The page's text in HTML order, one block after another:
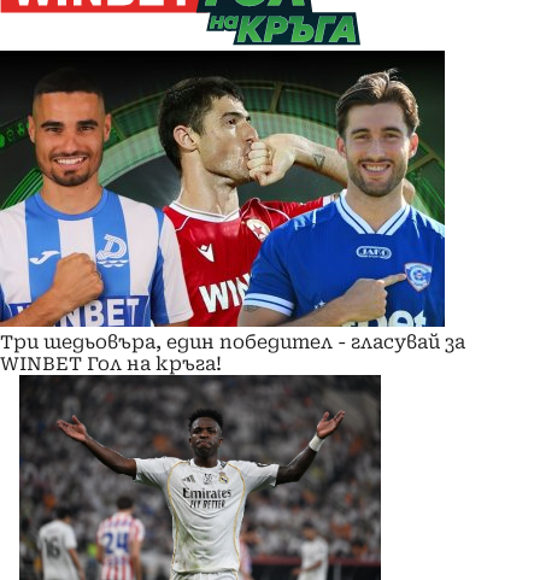
Три шедьовъра, един победител - гласувай за
WINBET Гол на кръга!